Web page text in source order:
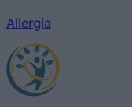
Allergia